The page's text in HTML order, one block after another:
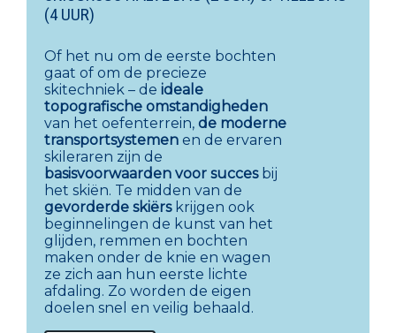
(4 UUR)
Of het nu om de eerste bochten
gaat of om de precieze
skitechniek – de ideale
topografische omstandigheden
van het oefenterrein, de moderne
transportsystemen en de ervaren
skileraren zijn de
basisvoorwaarden voor succesbij
het skiën. Te midden van de
gevorderde skiërskrijgen ook
beginnelingen de kunst van het
glijden, remmen en bochten
maken onder de knie en wagen
ze zich aan hun eerste lichte
afdaling. Zo worden de eigen
doelen snel en veilig behaald.